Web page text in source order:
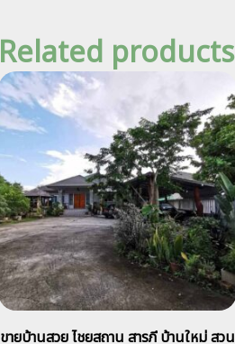
Related products
ขายบ้านสวย ไชยสถาน สารภี บ้านใหม่ สวน